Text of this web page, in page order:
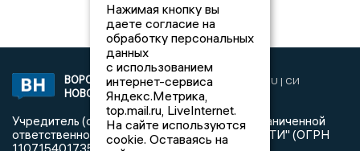
ВОРОНЕЖСКИЕ
НОВОСТИ
2019 © VORONEZHNEWS.RU | СИ
«Воронежские новости»
Учредитель (соучредители): Общество с ограниченной
ответственностью "РЕГИОНАЛЬНЫЕ НОВОСТИ" (ОГРН
Нажимая кнопку вы
даете согласие на
обработку персональных
данных
с использованием
интернет-сервиса
Яндекс.Метрика,
top.mail.ru, LiveInternet.
На сайте используются
cookie. Оставаясь на